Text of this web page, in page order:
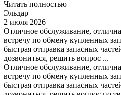
Читать полностью
Эльдар
2 июля 2026
Отличное обслуживание,
встречу по обмену купленных
быстрая отправка запасных
дозвониться, решить вопрос ...
Отличное обслуживание,
встречу по обмену купленных
быстрая отправка запасных